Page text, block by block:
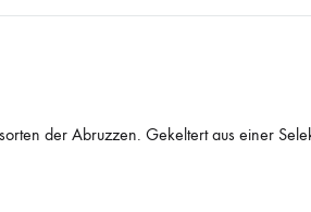
der Abruzzen. Gekeltert aus einer